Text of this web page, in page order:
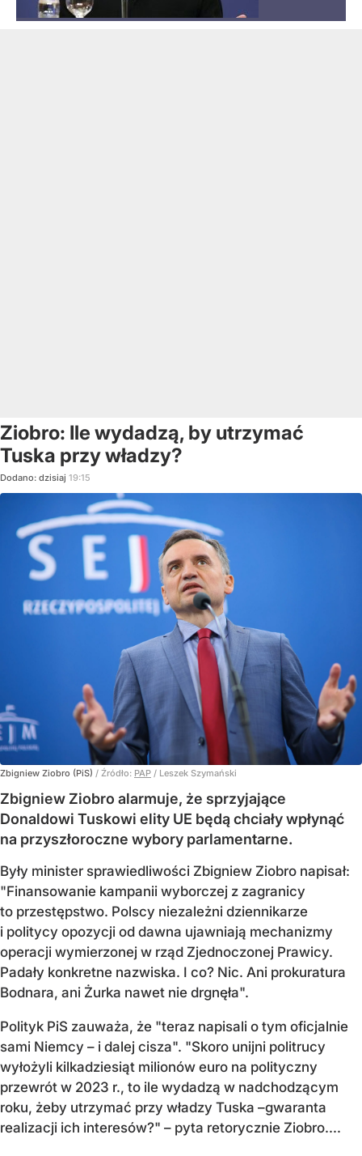
Ziobro: Ile wydadzą, by utrzymać
Tuska przy władzy?
Dodano: dzisiaj 19:15
Zbigniew Ziobro (PiS) / Źródło: PAP / Leszek Szymański
Zbigniew Ziobro alarmuje, że sprzyjające
Donaldowi Tuskowi elity UE będą chciały wpłynąć
na przyszłoroczne wybory parlamentarne.
Były minister sprawiedliwości Zbigniew Ziobro napisał:
"Finansowanie kampanii wyborczej z zagranicy
to przestępstwo. Polscy niezależni dziennikarze
i politycy opozycji od dawna ujawniają mechanizmy
operacji wymierzonej w rząd Zjednoczonej Prawicy.
Padały konkretne nazwiska. I co? Nic. Ani prokuratura
Bodnara, ani Żurka nawet nie drgnęła".
Polityk PiS zauważa, że "teraz napisali o tym oficjalnie
sami Niemcy – i dalej cisza". "Skoro unijni politrucy
wyłożyli kilkadziesiąt milionów euro na polityczny
przewrót w 2023 r., to ile wydadzą w nadchodzącym
roku, żeby utrzymać przy władzy Tuska –gwaranta
realizacji ich interesów?" – pyta retorycznie Ziobro....